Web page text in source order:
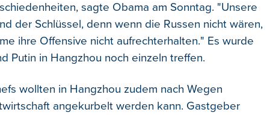
sagte Obama am Sonntag. "Unsere
der Schlüssel, denn wenn die Russen nicht wären,
ihre Offensive nicht aufrechterhalten." Es wurde
Putin in Hangzhou noch einzeln treffen.
wollten in Hangzhou zudem nach Wegen
angekurbelt werden kann. Gastgeber